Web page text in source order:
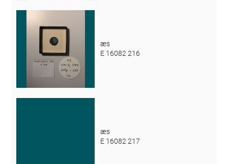
æs
E 16082 216
æs
E 16082 217